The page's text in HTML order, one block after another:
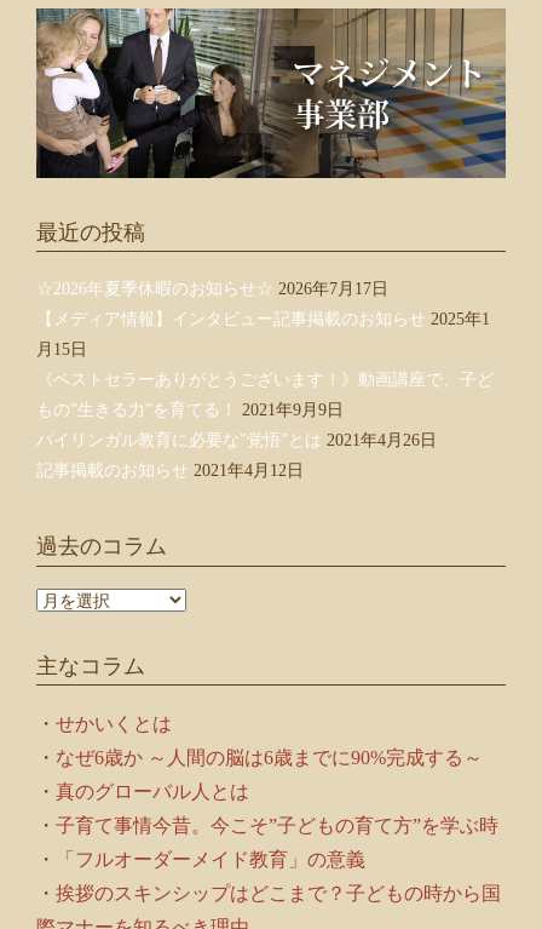
最近の投稿
☆2026年夏季休暇のお知らせ☆ 2026年7月17日
【メディア情報】インタビュー記事掲載のお知らせ 2025年1
月15日
《ベストセラーありがとうございます！》動画講座で、子ど
もの”生きる力”を育てる！
2021年9月9日
バイリンガル教育に必要な”覚悟”とは 2021年4月26日
記事掲載のお知らせ 2021年4月12日
過去のコラム
過
コ
ム
主なコラム
・ せかいくとは
・ なぜ6歳か ～人間の脳は6歳までに90%完成する～
・ 真のグローバル人とは
・ 子育て事情今昔。今こそ”子どもの育て方”を学ぶ時
・
「フルオーダーメイド教育」の意義
・ 挨拶のスキンシップはどこまで？子どもの時から国